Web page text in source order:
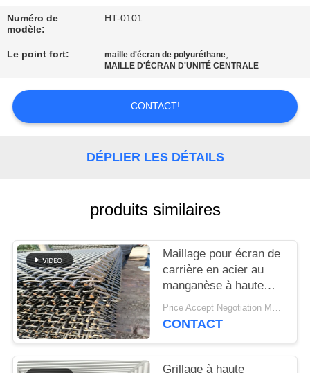
CONTACTEZ-
NOUVELLES
DEMANDEZ
PRIVACY
POLICY
Numéro de
modèle:
HT-0101
Le point fort: maille d'écran de polyuréthane,
MAILLE D'ÉCRAN D'UNITÉ CENTRALE
CONTACT!
DÉPLIER LES DÉTAILS
produits similaires
Maillage pour écran de
carrière en acier au
manganèse à haute
résistance pour la
séparation du sable et
Price Accept Negotiation MOQ:10 pièces
CONTACT
Grillage à haute